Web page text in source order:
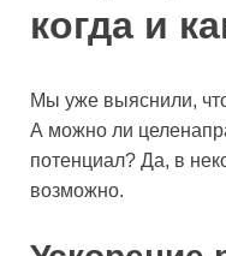
когда и
Мы уже выяснили,
А можно ли
потенциал? Да, в
возможно.